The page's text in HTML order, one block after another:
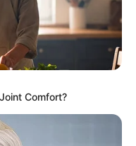
Comfort?